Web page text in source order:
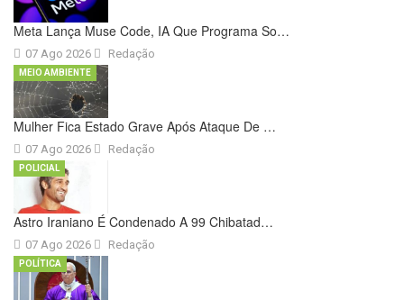
Meta Lança Muse Code, IA Que Programa So…
07 Ago 2026 Redação
Mulher Fica Estado Grave Após Ataque De …
07 Ago 2026
MEIO AMBIENTE
Redação
Astro Iraniano É Condenado A 99 Chibatad…
07 Ago 2026
POLICIAL
Redação
POLÍTICA